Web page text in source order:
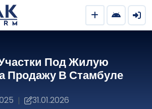
Под Жилую
Продажу В Стамбуле
| 31.01.2026